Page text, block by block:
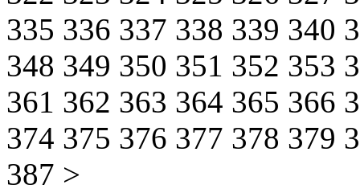
335 336 337 338 339 340
348 349 350 351 352 353
361 362 363 364 365 366
374 375 376 377 378 379
387 >